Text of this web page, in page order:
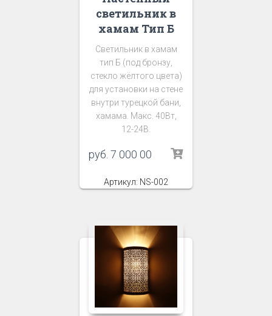
светильник в
хамам Тип Б
Светильник в хамам
тип Б (под бронзу,
стекло жёлтого цвета)
для установки на стене
внутри турецкой бани,
хамама. Макс. 40Вт,
12-24В.
руб. 7 000 00
Артикул: NS-002